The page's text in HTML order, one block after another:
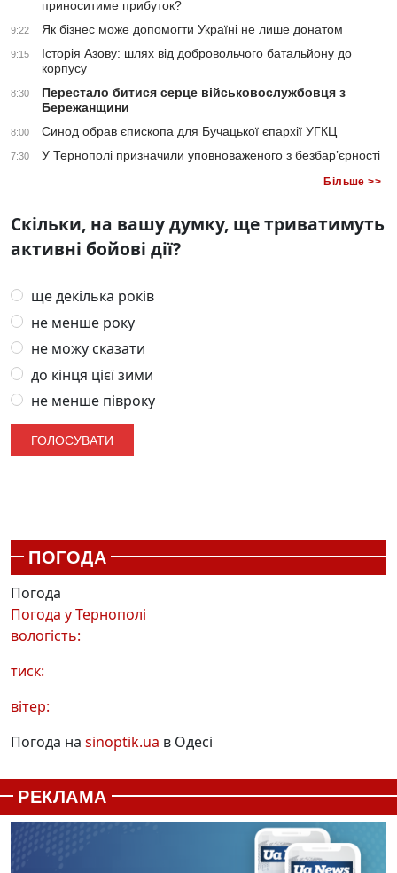
приноситиме прибуток?
9:22 Як бізнес може допомогти Україні не лише донатом
9:15
Історія Азову: шлях від добровольчого батальйону до
корпусу
8:30
Перестало битися серце військовослужбовця з
Бережанщини
8:00 Синод обрав єпископа для Бучацької єпархії УГКЦ
7:30 У Тернополі призначили уповноваженого з безбар’єрності
Більше >>
Скільки, на вашу думку, ще триватимуть
активні бойові дії?
ще декілька років
не менше року
не можу сказати
до кінця цієї зими
не менше півроку
ПОГОДА
Погода
Погода уТернополі
вологість:
тиск:
вітер:
Погода на sinoptik.ua в Одесі
РЕКЛАМА